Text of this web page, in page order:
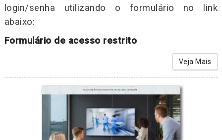
login/senha utilizando o formulário no link
abaixo:
Formulário de acesso restrito
Veja Mais